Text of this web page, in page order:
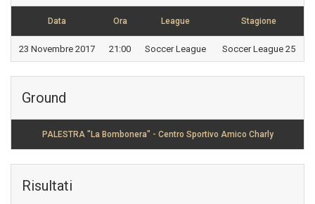
Data Ora League Stagione
23 Novembre 2017 21:00 Soccer League Soccer League 25
Ground
PALESTRA "La Bombonera" - Centro Sportivo Amico Charly
Risultati